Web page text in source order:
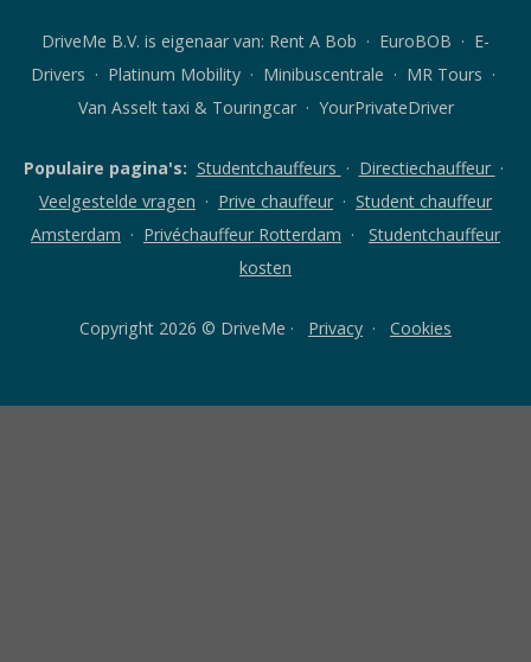
DriveMe B.V. is eigenaar van: Rent A Bob · EuroBOB · E-
Drivers · Platinum Mobility · Minibuscentrale · MR Tours ·
Van Asselt taxi & Touringcar · YourPrivateDriver
Populaire pagina's: Studentchauffeurs · Directiechauffeur ·
Veelgestelde vragen · Prive chauffeur· Student chauffeur
Amsterdam · Privéchauffeur Rotterdam · Studentchauffeur
kosten
Copyright 2026 © DriveMe · Privacy · Cookies